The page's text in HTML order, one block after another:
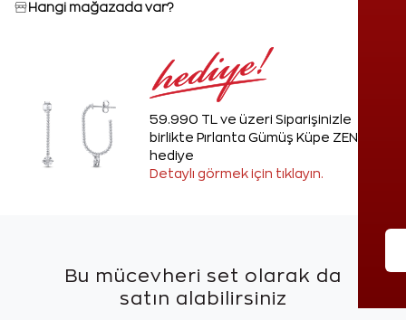
Hangi mağazada var?
59.990 TL ve üzeri Siparişinizle
birlikte Pırlanta Gümüş Küpe ZEN'den
hediye
Detaylı görmek için tıklayın.
Bu mücevheri set olarak da
satın alabilirsiniz